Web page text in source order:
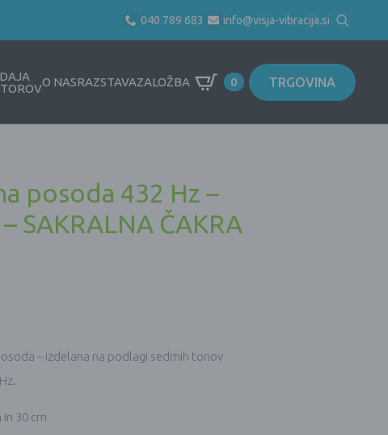
040 789 683 info@visja-vibracija.si
Search
for:
O NASRAZSTAVAZALOŽBA 0 TRGOVINA
posoda 432 Hz –
SAKRALNA ČAKRA
– izdelana na podlagi sedmih tonov
30 cm